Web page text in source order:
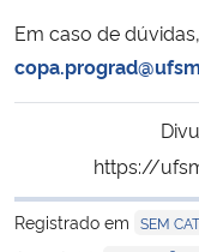
Em caso de
https://
Registrado em SEM